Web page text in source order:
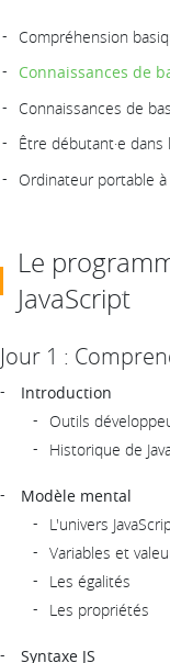
Compréhension
Connaissances de
Connaissances de
Être débutant·e
Ordinateur portable
Le
JavaScript
Jour 1 :
Introduction
Outils
Historique de
Modèle mental
L'univers
Variables et
Les égalités
Les propriétés
Syntaxe JS